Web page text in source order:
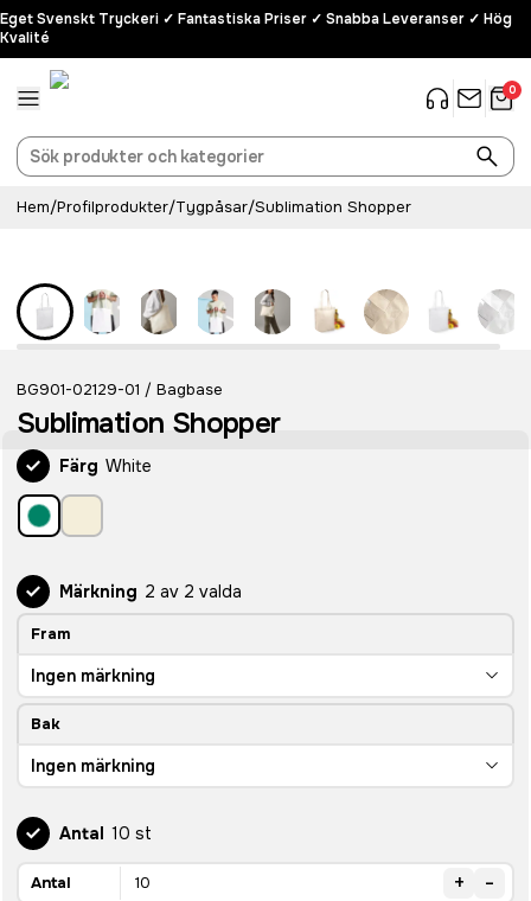
Eget Svenskt Tryckeri ✓ Fantastiska Priser ✓ Snabba Leveranser ✓ Hög
Kvalité
0
Hem/Profilprodukter/Tygpåsar/Sublimation Shopper
BG901-02129-01 / Bagbase
Sublimation Shopper
Färg White
Märkning 2 av 2 valda
Fram
Ingen märkning
Bak
Ingen märkning
Antal 10 st
Antal + -